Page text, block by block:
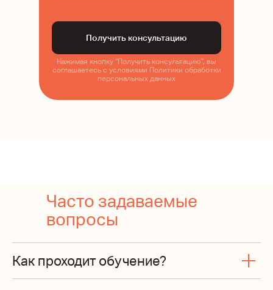
Нажимая кнопку “Получить консультацию”, вы
соглашаетесь с условиями Политики обработки
персональных данных
Получить консультацию
Часто задаваемые
вопросы
Как проходит обучение?